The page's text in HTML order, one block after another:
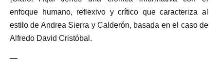
enfoque humano, reflexivo y crítico que caracteriza al
estilo de Andrea Sierra y Calderón, basada en el caso de
Alfredo David Cristóbal.
—